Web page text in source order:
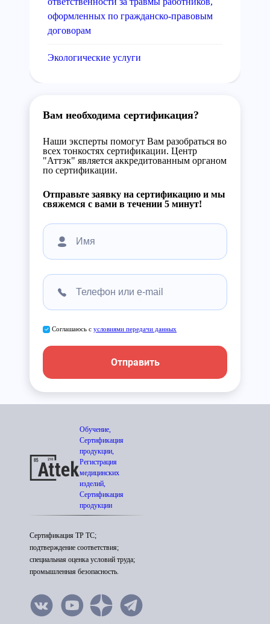
оформленных по гражданско-правовым
договорам
Экологические услуги
Вам необходима сертификация?
Наши эксперты помогут Вам разобраться во
всех тонкостях сертификации. Центр
"Аттэк" является аккредитованным органом
по сертификации.
Отправьте заявку на сертификацию и мы
свяжемся с вами в течении 5 минут!
Соглашаюсь с условиями передачи данных
Отправить
Обучение,
Сертификация
продукции,
Регистрация
медицинских
изделий,
Сертификация
продукции
Сертификация ТР ТС;
подтверждение соответствия;
специальная оценка условий труда;
промышленная безопасность.